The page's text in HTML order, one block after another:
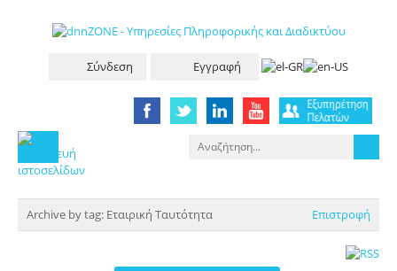
Σύνδεση Εγγραφή
Archive by tag: Εταιρική Ταυτότητα Επιστροφή